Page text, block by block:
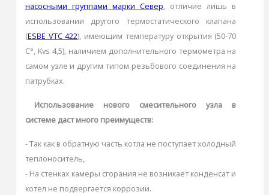
насосными группами марки Север, отличие лишь в
использовании другого термостатического клапана
(ESBE VTC 422), имеющим температуру открытия (50-70
С°, Kvs 4,5), наличием дополнительного термометра на
самом узле и другим типом резьбового соединения на
патрубках.
Использование нового смесительного узла в
системе даст много преимуществ:
- Так как в обратную часть котла не поступает холодный
теплоноситель,
- На стенках камеры сгорания не возникает конденсат и
котел не подвергается коррозии.